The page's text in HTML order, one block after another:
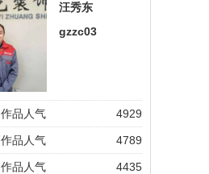
汪秀东
gzzc03
4929
作品人气
4789
作品人气
4435
作品人气